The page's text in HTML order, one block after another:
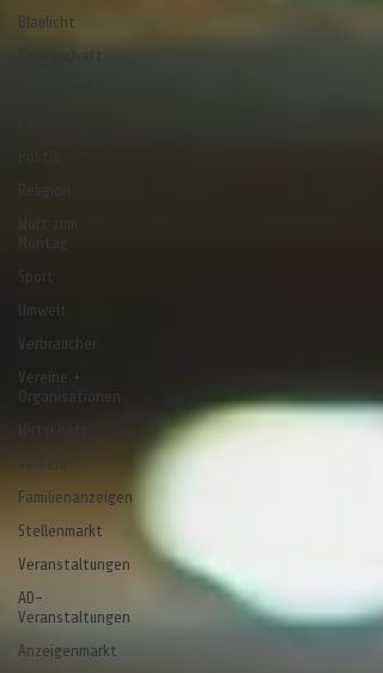
Blaulicht
Religion
Sport
Umwelt
Verbraucher
Vereine +
Organisationen
Familienanzeigen
Stellenmarkt
Veranstaltungen
AD-
Veranstaltungen
Anzeigenmarkt